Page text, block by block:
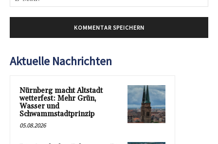
Aktuelle Nachrichten
Nürnberg macht Altstadt
wetterfest: Mehr Grün,
Wasser und
Schwammstadtprinzip
05.08.2026